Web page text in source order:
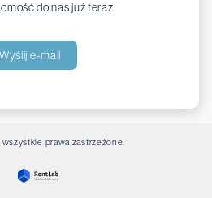
do nas już teraz
Wyślij e-mail
prawa zastrzeżone.